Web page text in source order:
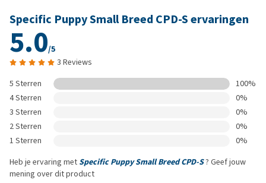
Specific Puppy Small Breed CPD-S ervaringen
5.0/5
3 Reviews
5 Sterren
100%
4 Sterren
0%
3 Sterren
0%
2 Sterren
0%
1 Sterren
0%
Heb je ervaring met Specific Puppy Small Breed CPD-S? Geef jouw
mening over dit product